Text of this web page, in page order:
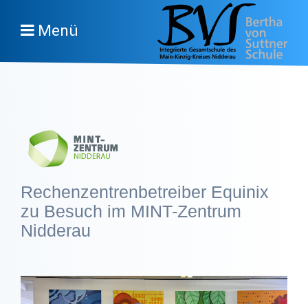
Menü
Rechenzentrenbetreiber Equinix
zu Besuch im MINT-Zentrum
Nidderau